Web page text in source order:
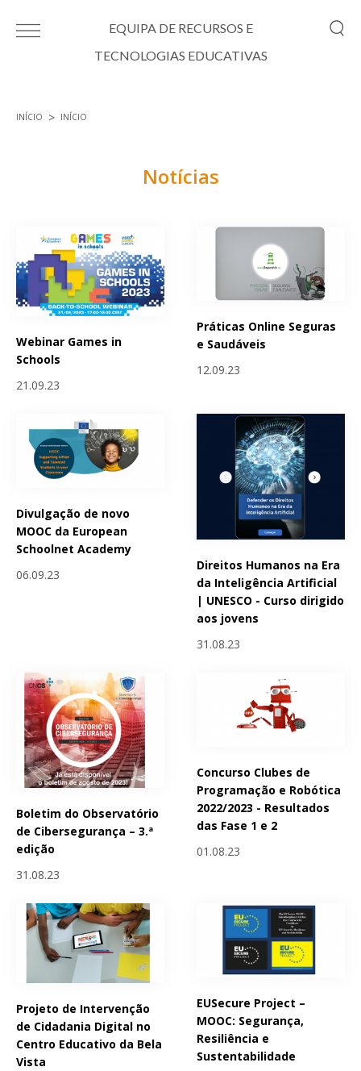
EQUIPA DE RECURSOS E
TECNOLOGIAS EDUCATIVAS
INÍCIO INÍCIO
Notícias
Webinar Games in
Schools
21.09.23
Práticas Online Seguras
e Saudáveis
12.09.23
Divulgação de novo
MOOC da European
Schoolnet Academy
06.09.23
Direitos Humanos na Era
da Inteligência Artificial
| UNESCO - Curso dirigido
aos jovens
31.08.23
Boletim do Observatório
de Cibersegurança – 3.ª
edição
31.08.23
Concurso Clubes de
Programação e Robótica
2022/2023 - Resultados
das Fase 1 e 2
01.08.23
Projeto de Intervenção
de Cidadania Digital no
Centro Educativo da Bela
Vista
EUSecure Project –
MOOC: Segurança,
Resiliência e
Sustentabilidade
Páginas